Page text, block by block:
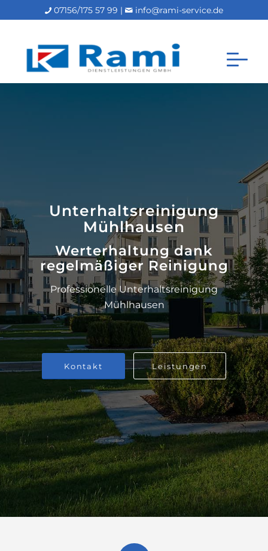
07156/175 57 99 | info@rami-service.de
Unterhaltsreinigung
Mühlhausen
Werterhaltung dank
regelmäßiger Reinigung
Professionelle Unterhaltsreinigung
Mühlhausen
Kontakt Leistungen